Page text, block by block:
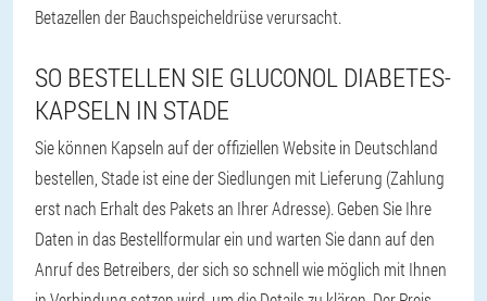
Betazellen der Bauchspeicheldrüse verursacht.
SO BESTELLEN SIE GLUCONOL DIABETES-
KAPSELN IN STADE
Sie können Kapseln auf der offiziellen Website in Deutschland
bestellen, Stade ist eine der Siedlungen mit Lieferung (Zahlung
erst nach Erhalt des Pakets an Ihrer Adresse). Geben Sie Ihre
Daten in das Bestellformular ein und warten Sie dann auf den
Anruf des Betreibers, der sich so schnell wie möglich mit Ihnen